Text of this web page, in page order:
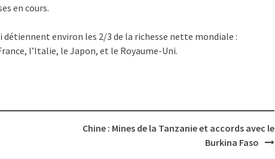
en cours.
détiennent environ les 2/3 de la richesse nette mondiale :
l’Italie, le Japon, et le Royaume-Uni.
Chine : Mines de la Tanzanie et accords avec le
Burkina Faso